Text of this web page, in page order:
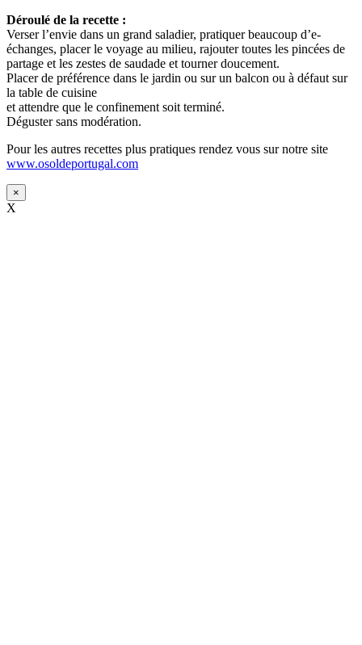
Déroulé de la recette :
Verser l’envie dans un grand saladier, pratiquer beaucoup d’e-
échanges, placer le voyage au milieu, rajouter toutes les pincées de
partage et les zestes de saudade et tourner doucement.
Placer de préférence dans le jardin ou sur un balcon ou à défaut sur
la table de cuisine
et attendre que le confinement soit terminé.
Déguster sans modération.
Pour les autres recettes plus pratiques rendez vous sur notre site
www.osoldeportugal.com
×
X